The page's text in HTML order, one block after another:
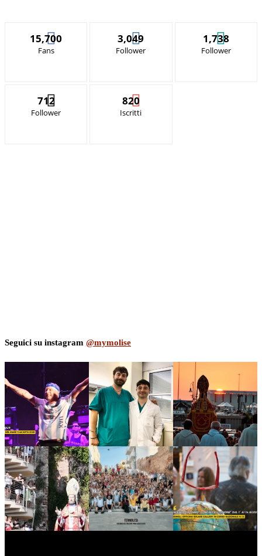
15,700
Fans
3,049
Follower
1,738
Follower
712
Follower
820
Iscritti
Seguici su instagram @mymolise